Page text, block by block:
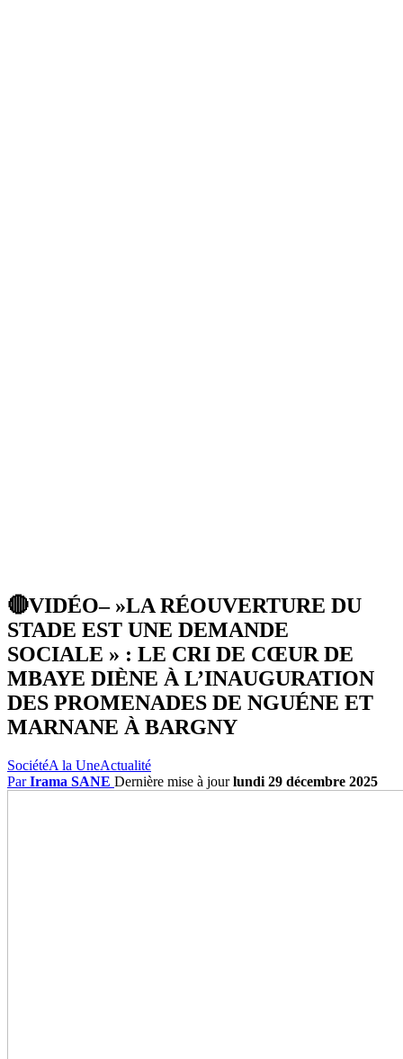
🔴VIDÉO– »LA RÉOUVERTURE DU
STADE EST UNE DEMANDE
SOCIALE » : LE CRI DE CŒUR DE
MBAYE DIÈNE À L’INAUGURATION
DES PROMENADES DE NGUÉNE ET
MARNANE À BARGNY
SociétéA la UneActualité
ParIrama SANE Dernière mise à jourlundi 29 décembre 2025